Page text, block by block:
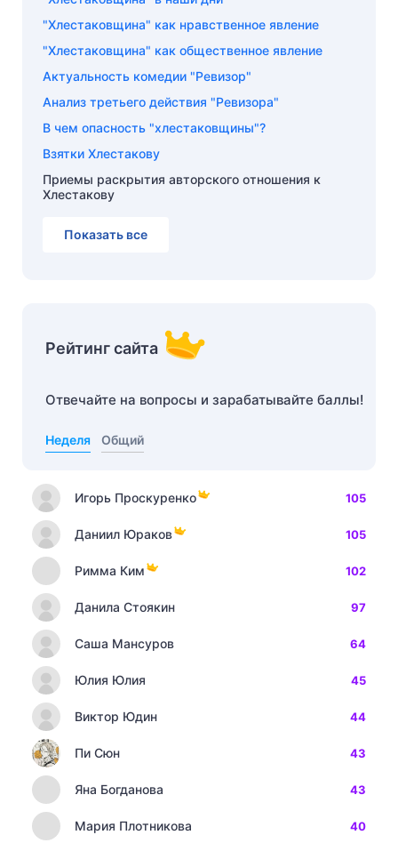
"Хлестаковщина" как нравственное явление
"Хлестаковщина" как общественное явление
Актуальность комедии "Ревизор"
Анализ третьего действия "Ревизора"
В чем опасность "хлестаковщины"?
Взятки Хлестакову
Приемы раскрытия авторского отношения к
Хлестакову
Показать все
Рейтинг сайта
Отвечайте на вопросы и зарабатывайте баллы!
Неделя Общий
Игорь Проскуренко 105
Даниил Юраков 105
Римма Ким 102
Данила Стоякин 97
Саша Мансуров 64
Юлия Юлия 45
Виктор Юдин 44
Пи Сюн 43
Яна Богданова 43
Мария Плотникова 40